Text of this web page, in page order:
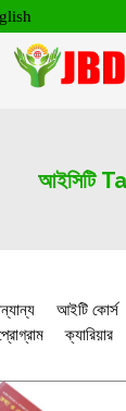
আইসিটি
আইটি কোর্স
ক্যারিয়ার